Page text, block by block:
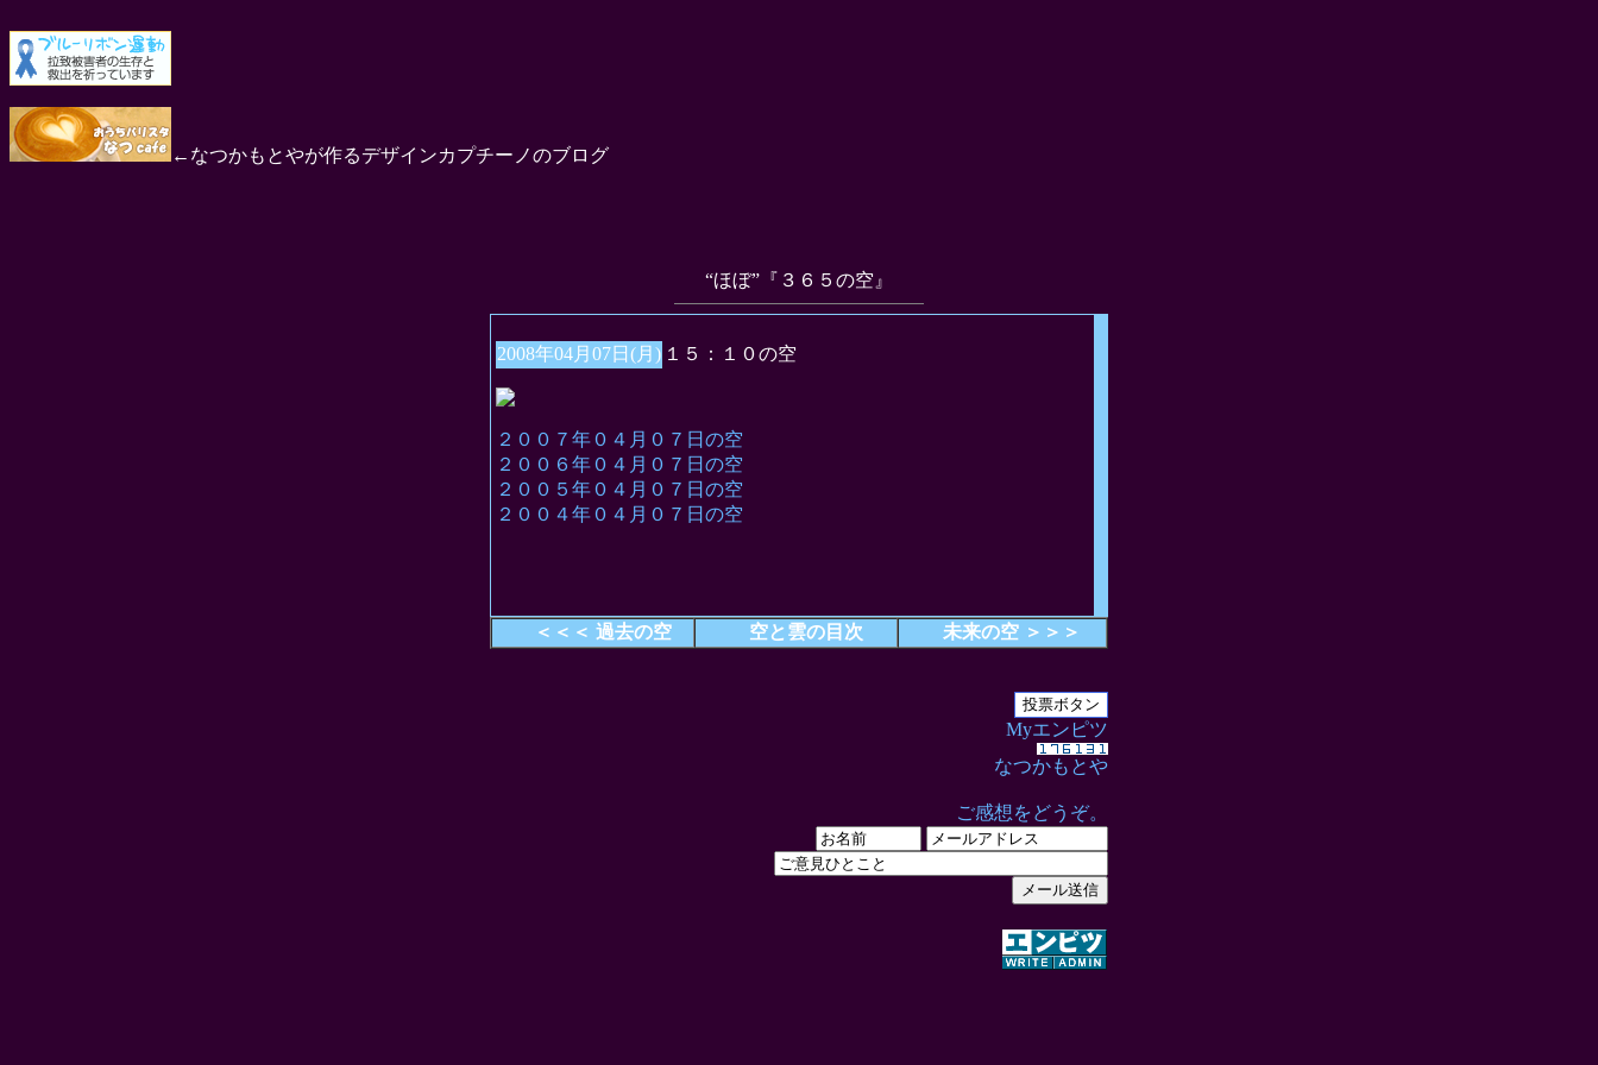
←なつかもとやが作るデザインカプチーノのブログ
“ほぼ”『３６５の空』
2008年04月07日(月) １５：１０の空
２００７年０４月０７日の空
２００６年０４月０７日の空
２００５年０４月０７日の空
２００４年０４月０７日の空
＜＜＜ 過去の空 空と雲の目次 未来の空 ＞＞＞
Myエンピツ
なつかもとや
ご感想をどうぞ。